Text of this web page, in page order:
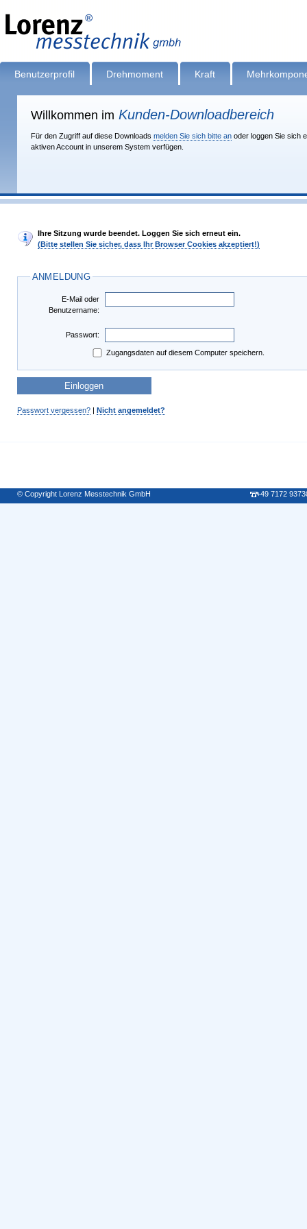
Benutzerprofil Drehmoment Kraft
Willkommen im Kunden-Downloadbereich
Für den Zugriff auf diese Downloads melden Sie sich bitte anoder loggen Sie sich
aktiven Account in unserem System verfügen.
Ihre Sitzung wurde beendet. Loggen Sie sich erneut ein.
(Bitte stellen Sie sicher, dass Ihr Browser Cookies akzeptiert!)
ANMELDUNG
E-Mail oder
Benutzername:
Passwort:
Zugangsdaten auf diesem Computer speichern.
Passwort vergessen?| Nicht angemeldet?
© Copyright Lorenz Messtechnik GmbH +49 7172